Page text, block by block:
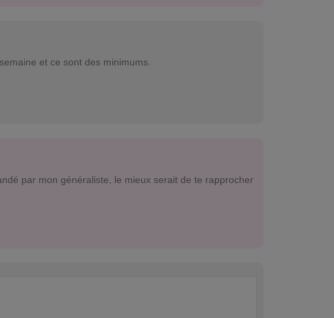
et ce sont des minimums.
par mon généraliste, le mieux serait de te rapprocher